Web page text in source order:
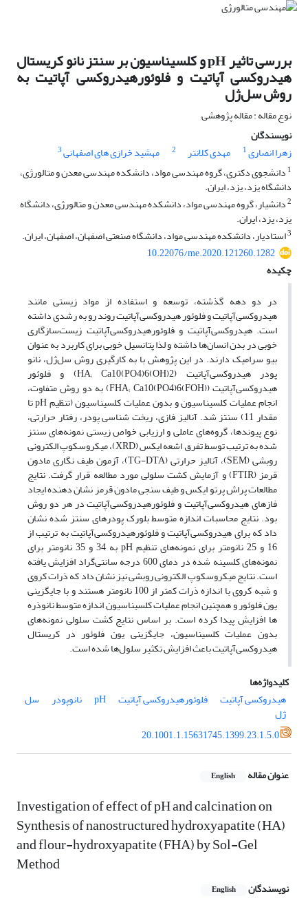
بررسی تاثیر pH و کلسیناسیون بر سنتز نانو کریستال
هیدروکسی آپاتیت و فلوئورهیدروکسی آپاتیت به
روش سل‌ژل
نوع مقاله : مقاله پژوهشی
نویسندگان
زهرا انصاری1 مهدی کلانتر 2 مهشید خرازی های اصفهانی3
1 دانشجوی دکتری، گروه مهندسی مواد، دانشکده مهندسی معدن و متالورژی،
دانشگاه یزد، یزد، ایران.
2دانشیار، گروه مهندسی مواد، دانشکده مهندسی معدن و متالورژی، دانشگاه
یزد، یزد، ایران.
3استادیار، دانشکده مهندسی مواد، دانشگاه صنعتی اصفهان، اصفهان، ایران.
10.22076/me.2020.121260.1282
چکیده
در دو دهه گذشته، توسعه و استفاده از مواد زیستی مانند
هیدروکسی‌آپاتیت و فلوئور هیدروکسی‌آپاتیت روند رو به رشدی داشته
است. هیدروکسی‌آپاتیت و فلوئورهیدروکسی‌آپاتیت زیست‌سازگاری
خوبی در بدن انسان‌ها داشته و لذا پتانسیل خوبی برای کاربرد به عنوان
بیو سرامیک دارند. در این پژوهش با به کارگیری روش سل‌ژل، نانو
پودر هیدروکسی‌آپاتیت (HA; Ca10(PO4)6(OH)2) و فلوئور
هیدروکسی‌آپاتیت (FHA; Ca10(PO4)6(FOH)) به دو روش متفاوت،
انجام عملیات کلسیناسیون و بدون عملیات کلسیناسیون (تنظیم pH تا
مقدار 11) سنتز شد. آنالیز فازی، ریخت شناسی پودر، رفتار حرارتی،
نوع پیوندها، گروه‌های عاملی و ارزیابی خواص زیستی نمونه‌های سنتز
شده به ترتیب توسط تفرق اشعه ایکس (XRD)، میکروسکوپ الکترونی
روبشی (SEM)، آنالیز حرارتی (TG-DTA)، آزمون طیف نگاری مادون
قرمز (FTIR) و آزمایش کشت سلولی مورد مطالعه قرار گرفت. نتایج
مطالعات پراش پرتو ایکس و طیف سنجی مادون قرمز نشان دهنده ایجاد
فازهای هیدروکسی‌آپاتیت و فلوئورهیدروکسی‌آپاتیت در هر دو روش
بود. نتایج محاسبات اندازه متوسط بلورک‌ پودر‌های سنتز شده نشان
داد که برای هیدروکسی‌آپاتیت و فلوئورهیدروکسی‌آپاتیت به ترتیب از
16 و 25 نانومتر برای نمونه‌های تنظیم pH به 34 و 35 نانومتر برای
نمونه‌های کلسینه شده در دمای 600 درجه سانتی‌گراد افزایش یافته
است. نتایج میکروسکوپ الکترونی روبشی نیز نشان داد که ذرات کروی
و شبه کروی با اندازه ذرات کمتر از 100 نانومتر هستند و با جایگزینی
یون فلوئور و همچنین انجام عملیات کلسیناسیون اندازه متوسط نانوذره
ها افزایش پیدا کرده است. بر اساس نتایج کشت سلولی نمونه‌های
بدون عملیات کلسیناسیون، جایگزینی یون فلوئور در کریستال
هیدروکسی‌آپاتیت باعث افزایش تکثیر سلول‌ها شده است.
کلیدواژه‌ها
هیدروکسی آپاتیت
فلوئورهیدروکسی آپاتیت pH نانوپودر سل
ژل
20.1001.1.15631745.1399.23.1.5.0
عنوان مقاله English
Investigation of effect of pH and calcination on
Synthesis of nanostructured hydroxyapatite (HA)
and flour-hydroxyapatite (FHA) by Sol-Gel
Method
نویسندگان English